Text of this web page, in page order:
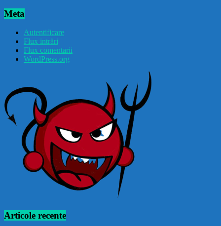
Meta
Autentificare
Flux intrări
Flux comentarii
WordPress.org
Articole recente